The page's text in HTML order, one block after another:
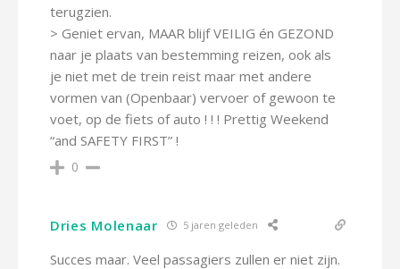
terugzien.
> Geniet ervan, MAAR blijf VEILIG én GEZOND
naar je plaats van bestemming reizen, ook als
je niet met de trein reist maar met andere
vormen van (Openbaar) vervoer of gewoon te
voet, op de fiets of auto ! ! ! Prettig Weekend
“and SAFETY FIRST” !
0
Dries Molenaar 5 jaren geleden
Succes maar. Veel passagiers zullen er niet zijn.